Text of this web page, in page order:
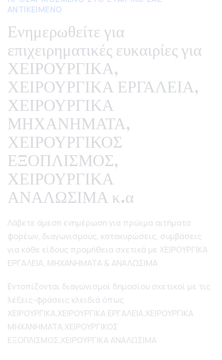
ΑΝΤΙΚΕΙΜΕΝΟ
Ενημερωθείτε για
επιχειρηματικές ευκαιρίες για
ΧΕΙΡΟΥΡΓΙΚΑ,
ΧΕΙΡΟΥΡΓΙΚΑ ΕΡΓΑΛΕΙΑ,
ΧΕΙΡΟΥΡΓΙΚΑ
ΜΗΧΑΝΗΜΑΤΑ,
ΧΕΙΡΟΥΡΓΙΚΟΣ
ΕΞΟΠΛΙΣΜΟΣ,
ΧΕΙΡΟΥΡΓΙΚΑ
ΑΝΑΛΩΣΙΜΑ κ.α
Λάβετε άμεση ενημέρωση για πρώιμα αιτήματα
φορέων, διαγωνισμούς, κατακυρώσεις, συμβάσεις
για κάθε είδους προμήθεια σχετικά με ΧΕΙΡΟΥΡΓΙΚΑ
ΕΡΓΑΛΕΙΑ, ΜΗΧΑΝΗΜΑΤΑ & ΑΝΑΛΩΣΙΜΑ
Εντοπίζονται διαγωνισμοί δημοσίου σχετικοί με τις
λέξεις-φράσεις κλειδιά όπως
ΧΕΙΡΟΥΡΓΙΚΑ,ΧΕΙΡΟΥΡΓΙΚΑ ΕΡΓΑΛΕΙΑ,ΧΕΙΡΟΥΡΓΙΚΑ
ΜΗΧΑΝΗΜΑΤΑ,ΧΕΙΡΟΥΡΓΙΚΟΣ
ΕΞΟΠΛΙΣΜΟΣ,ΧΕΙΡΟΥΡΓΙΚΑ ΑΝΑΛΩΣΙΜΑ